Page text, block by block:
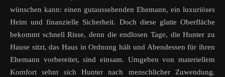
wünschen kann: einen gutaussehenden Ehemann, ein luxuriöses
Heim und finanzielle Sicherheit. Doch diese glatte Oberfläche
bekommt schnell Risse, denn die endlosen Tage, die Hunter zu
Hause sitzt, das Haus in Ordnung hält und Abendessen für ihren
Ehemann vorbereitet, sind einsam. Umgeben von materiellem
Komfort sehnt sich Hunter nach menschlicher Zuwendung.